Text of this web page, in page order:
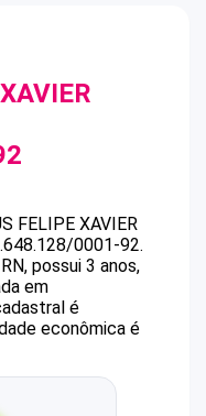
FELIPE XAVIER
0001-92.
possui 3 anos,
em
é
econômica é